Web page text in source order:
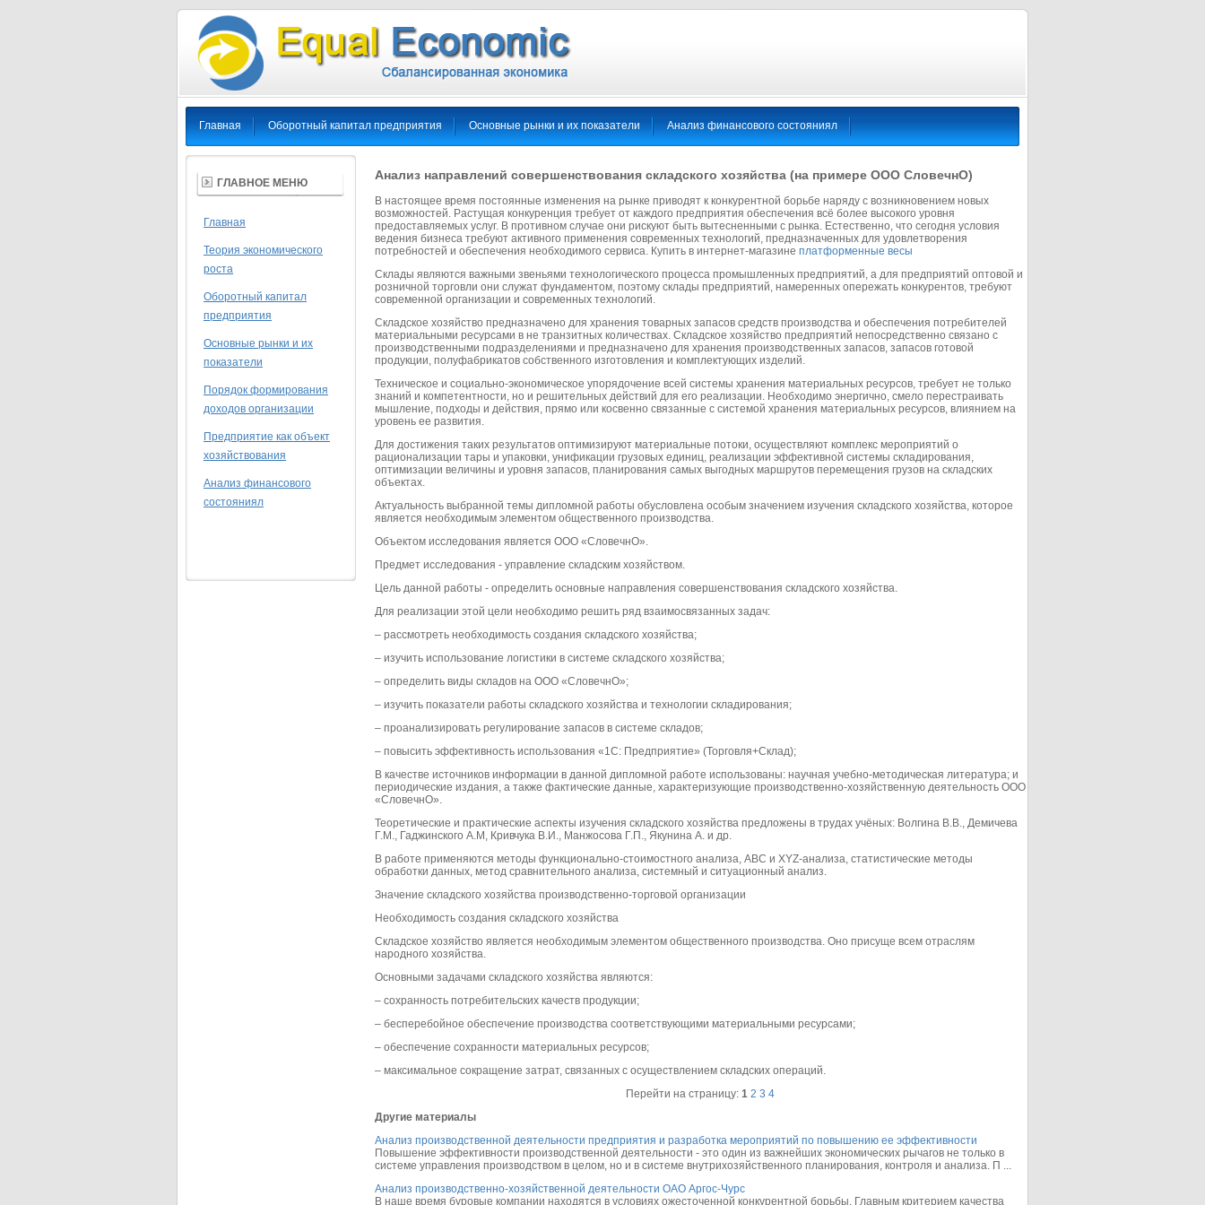
Главная Оборотный капитал предприятия Основные рынки и их показатели Анализ финансового состояниял
Анализ направлений совершенствования складского хозяйства (на примере ООО СловечнО)
В настоящее время постоянные изменения на рынке приводят к конкурентной борьбе наряду с возникновением новых
возможностей. Растущая конкуренция требует от каждого предприятия обеспечения всё более высокого уровня
предоставляемых услуг. В противном случае они рискуют быть вытесненными с рынка. Естественно, что сегодня условия
ведения бизнеса требуют активного применения современных технологий, предназначенных для удовлетворения
потребностей и обеспечения необходимого сервиса. Купить в интернет-магазине платформенные весы
Склады являются важными звеньями технологического процесса промышленных предприятий, а для предприятий оптовой и
розничной торговли они служат фундаментом, поэтому склады предприятий, намеренных опережать конкурентов, требуют
современной организации и современных технологий.
Складское хозяйство предназначено для хранения товарных запасов средств производства и обеспечения потребителей
материальными ресурсами в не транзитных количествах. Складское хозяйство предприятий непосредственно связано с
производственными подразделениями и предназначено для хранения производственных запасов, запасов готовой
продукции, полуфабрикатов собственного изготовления и комплектующих изделий.
Техническое и социально-экономическое упорядочение всей системы хранения материальных ресурсов, требует не только
знаний и компетентности, но и решительных действий для его реализации. Необходимо энергично, смело перестраивать
мышление, подходы и действия, прямо или косвенно связанные с системой хранения материальных ресурсов, влиянием на
уровень ее развития.
Для достижения таких результатов оптимизируют материальные потоки, осуществляют комплекс мероприятий о
рационализации тары и упаковки, унификации грузовых единиц, реализации эффективной системы складирования,
оптимизации величины и уровня запасов, планирования самых выгодных маршрутов перемещения грузов на складских
объектах.
Актуальность выбранной темы дипломной работы обусловлена особым значением изучения складского хозяйства, которое
является необходимым элементом общественного производства.
Объектом исследования является ООО «СловечнО».
Предмет исследования - управление складским хозяйством.
Цель данной работы - определить основные направления совершенствования складского хозяйства.
Для реализации этой цели необходимо решить ряд взаимосвязанных задач:
– рассмотреть необходимость создания складского хозяйства;
– изучить использование логистики в системе складского хозяйства;
– определить виды складов на ООО «СловечнО»;
– изучить показатели работы складского хозяйства и технологии складирования;
– проанализировать регулирование запасов в системе складов;
– повысить эффективность использования «1С: Предприятие» (Торговля+Склад);
В качестве источников информации в данной дипломной работе использованы: научная учебно-методическая литература; и
периодические издания, а также фактические данные, характеризующие производственно-хозяйственную деятельность ООО
«СловечнО».
Теоретические и практические аспекты изучения складского хозяйства предложены в трудах учёных: Волгина В.В., Демичева
Г.М., Гаджинского А.М, Кривчука В.И., Манжосова Г.П., Якунина А. и др.
В работе применяются методы функционально-стоимостного анализа, ABC и XYZ-анализа, статистические методы
обработки данных, метод сравнительного анализа, системный и ситуационный анализ.
Значение складского хозяйства производственно-торговой организации
Необходимость создания складского хозяйства
Складское хозяйство является необходимым элементом общественного производства. Оно присуще всем отраслям
народного хозяйства.
Основными задачами складского хозяйства являются:
– сохранность потребительских качеств продукции;
– бесперебойное обеспечение производства соответствующими материальными ресурсами;
– обеспечение сохранности материальных ресурсов;
– максимальное сокращение затрат, связанных с осуществлением складских операций.
Перейти на страницу:1 2 3 4
Другие материалы
Анализ производственной деятельности предприятия и разработка мероприятий по повышению ее эффективности
Повышение эффективности производственной деятельности - это один из важнейших экономических рычагов не только в
системе управления производством в целом, но и в системе внутрихозяйственного планирования, контроля и анализа. П ...
Анализ производственно-хозяйственной деятельности ОАО Аргос-Чурс
В наше время буровые компании находятся в условиях ожесточенной конкурентной борьбы. Главным критерием качества
ГЛАВНОЕ МЕНЮ
Главная
Теория экономического
роста
Оборотный капитал
предприятия
Основные рынки и их
показатели
Порядок формирования
доходов организации
Предприятие как объект
хозяйствования
Анализ финансового
состояниял